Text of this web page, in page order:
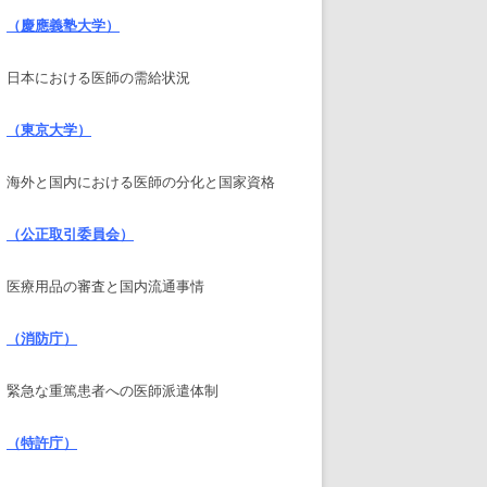
（慶應義塾大学）
日本における医師の需給状況
（東京大学）
海外と国内における医師の分化と国家資格
（公正取引委員会）
医療用品の審査と国内流通事情
（消防庁）
緊急な重篤患者への医師派遣体制
（特許庁）